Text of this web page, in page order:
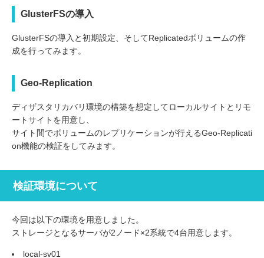
GlusterFSの導入
GlusterFSの導入と初期設定、そしてReplicatedボリュームの作
成を行ってみます。
Geo-Replication
ディザスタリカバリ環境の構築を想定してローカルサイトとリモ
ートサイトを用意し、
サイト間でボリュームのレプリケーションが行えるGeo-Replicati
on機能の検証をしてみます。
検証環境について
今回は以下の環境を用意しました。
ストレージとなるサーバが2ノード×2系統で4台用意します。
local-sv01